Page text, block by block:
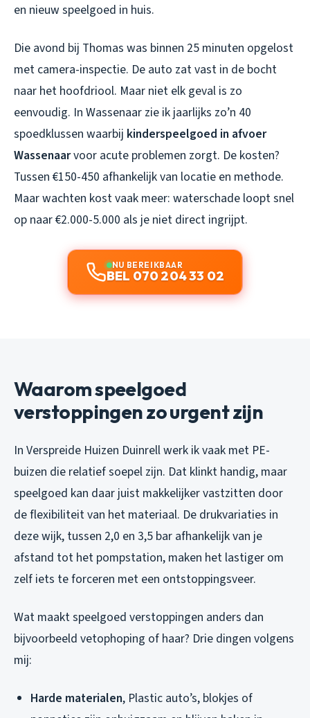
en nieuw speelgoed in huis.
Die avond bij Thomas was binnen 25 minuten opgelost
met camera-inspectie. De auto zat vast in de bocht
naar het hoofdriool. Maar niet elk geval is zo
eenvoudig. In Wassenaar zie ik jaarlijks zo’n 40
spoedklussen waarbij kinderspeelgoed in afvoer
Wassenaarvoor acute problemen zorgt. De kosten?
Tussen €150-450 afhankelijk van locatie en methode.
Maar wachten kost vaak meer: waterschade loopt snel
op naar €2.000-5.000 als je niet direct ingrijpt.
NU BEREIKBAAR
BEL 070 204 33 02
Waarom speelgoed
verstoppingen zo urgent zijn
In Verspreide Huizen Duinrell werk ik vaak met PE-
buizen die relatief soepel zijn. Dat klinkt handig, maar
speelgoed kan daar juist makkelijker vastzitten door
de flexibiliteit van het materiaal. De drukvariaties in
deze wijk, tussen 2,0 en 3,5 bar afhankelijk van je
afstand tot het pompstation, maken het lastiger om
zelf iets te forceren met een ontstoppingsveer.
Wat maakt speelgoed verstoppingen anders dan
bijvoorbeeld vetophoping of haar? Drie dingen volgens
mij:
Harde materialen, Plastic auto’s, blokjes of